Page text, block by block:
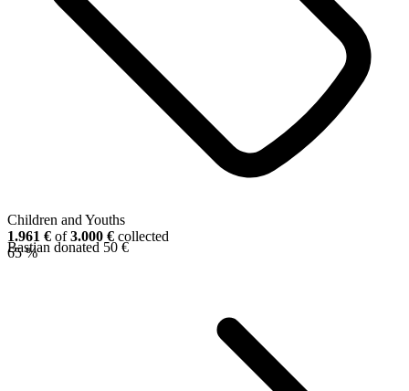
Children and Youths
1.961 € of3.000 € collected
65 %
Bastian donated 50 €